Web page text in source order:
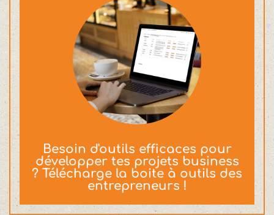
Besoin d'outils efficaces pour
développer tes projets business
? Télécharge la boite à outils des
entrepreneurs !